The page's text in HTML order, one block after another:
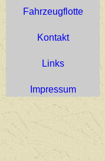
Fahrzeugflotte
Kontakt
Links
Impressum